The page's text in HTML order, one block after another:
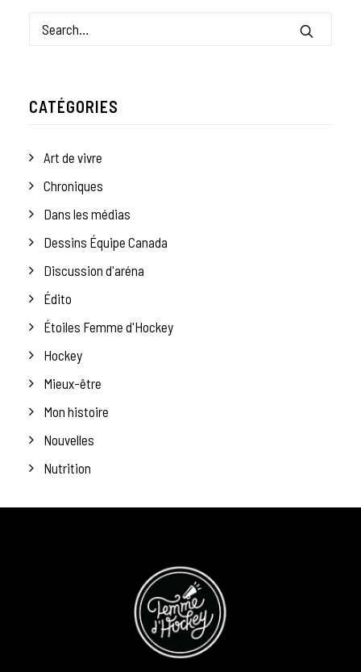
CATÉGORIES
Art de vivre
Chroniques
Dans les médias
Dessins Équipe Canada
Discussion d'aréna
Édito
Étoiles Femme d'Hockey
Hockey
Mieux-être
Mon histoire
Nouvelles
Nutrition